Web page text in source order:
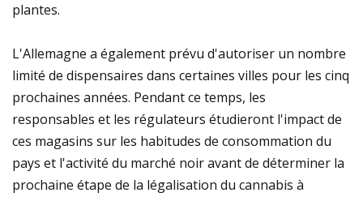
plantes.
L'Allemagne a également prévu d'autoriser un nombre
limité de dispensaires dans certaines villes pour les cinq
prochaines années. Pendant ce temps, les
responsables et les régulateurs étudieront l'impact de
ces magasins sur les habitudes de consommation du
pays et l'activité du marché noir avant de déterminer la
prochaine étape de la légalisation du cannabis à